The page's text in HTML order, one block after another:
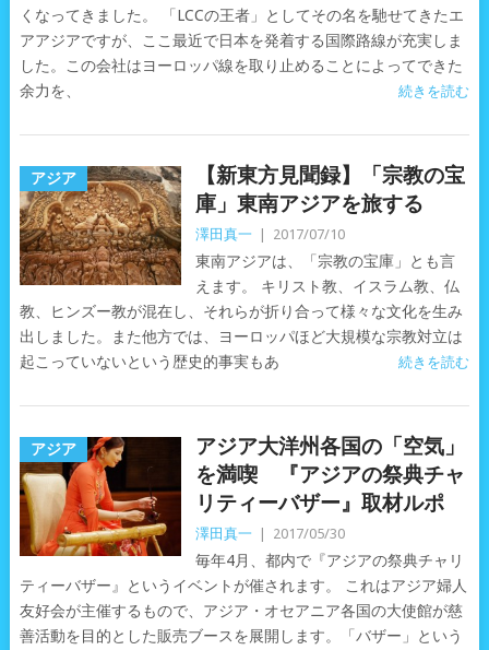
くなってきました。 「LCCの王者」としてその名を馳せてきたエ
アアジアですが、ここ最近で日本を発着する国際路線が充実しま
した。この会社はヨーロッパ線を取り止めることによってできた
余力を、
続きを読む
アジア
【新東方見聞録】「宗教の宝
庫」東南アジアを旅する
澤田真一 2017/07/10
東南アジアは、「宗教の宝庫」とも言
えます。 キリスト教、イスラム教、仏
教、ヒンズー教が混在し、それらが折り合って様々な文化を生み
出しました。また他方では、ヨーロッパほど大規模な宗教対立は
起こっていないという歴史的事実もあ
続きを読む
アジア
アジア大洋州各国の「空気」
を満喫 『アジアの祭典チャ
リティーバザー』取材ルポ
澤田真一 2017/05/30
毎年4月、都内で『アジアの祭典チャリ
ティーバザー』というイベントが催されます。 これはアジア婦人
友好会が主催するもので、アジア・オセアニア各国の大使館が慈
善活動を目的とした販売ブースを展開します。「バザー」という